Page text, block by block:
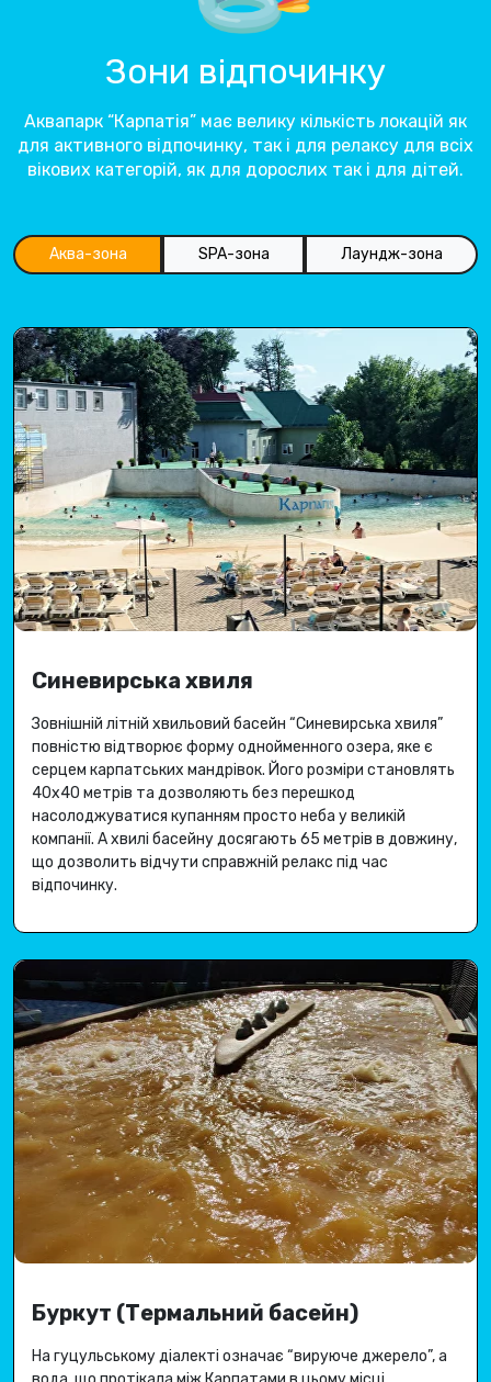
Зони відпочинку
Аквапарк “Карпатія” має велику кількість локацій як
для активного відпочинку, так і для релаксу для всіх
вікових категорій, як для дорослих так і для дітей.
Аква-зона SPA-зона Лаундж-зона
Синевирська хвиля
Зовнішній літній хвильовий басейн “Синевирська хвиля”
повністю відтворює форму однойменного озера, яке є
серцем карпатських мандрівок. Його розміри становлять
40х40 метрів та дозволяють без перешкод
насолоджуватися купанням просто неба у великій
компанії. А хвилі басейну досягають 65 метрів в довжину,
що дозволить відчути справжній релакс під час
відпочинку.
Буркут (Термальний басейн)
На гуцульському діалекті означає “вируюче джерело”, а